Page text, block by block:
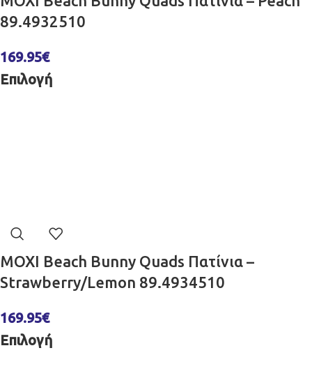
89.4932510
169.95€
Επιλογή
MOXI Beach Bunny Quads Πατίνια –
Strawberry/Lemon 89.4934510
169.95€
Επιλογή